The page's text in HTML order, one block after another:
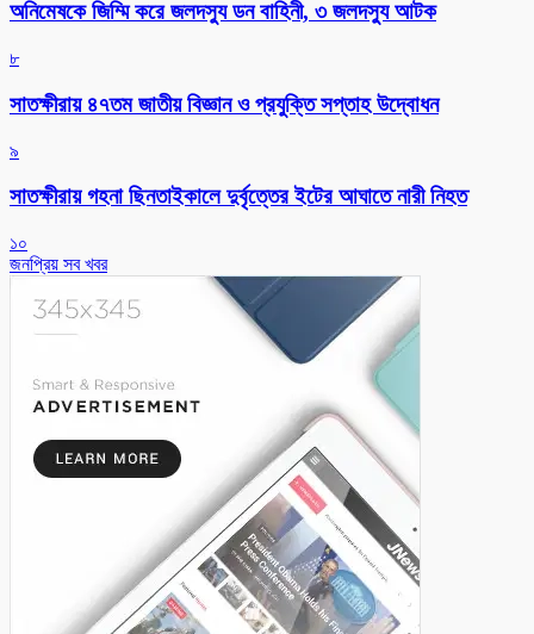
অনিমেষকে জিম্মি করে জলদস্যু ডন বাহিনী, ৩ জলদস্যু আটক
৮
সাতক্ষীরায় ৪৭তম জাতীয় বিজ্ঞান ও প্রযুক্তি সপ্তাহ উদ্বোধন
৯
সাতক্ষীরায় গহনা ছিনতাইকালে দুর্বৃত্তের ইটের আঘাতে নারী নিহত
১০
জনপ্রিয় সব খবর